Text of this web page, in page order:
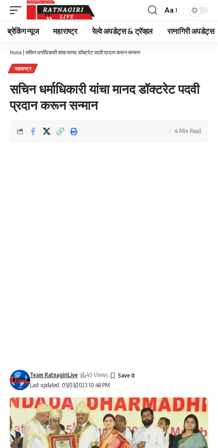
Font
Resizer
Aa
ब्रेकिंग न्यूज महाराष्ट्र रेल्वे अपडेट्स & ट्रॅव्हल रत्नागिरी अपडेट्स
Home | सचिन धर्माधिकारी यांचा मानद डॉक्टरेट पदवी प्रदान करून सन्मान
महाराष्ट्र
सचिन धर्माधिकारी यांचा मानद डॉक्टरेट पदवी
प्रदान करून सन्मान
Last updated: 05/03/2023 10:48 PM
Team RatnagiriLive 40 Views
4 Min Read